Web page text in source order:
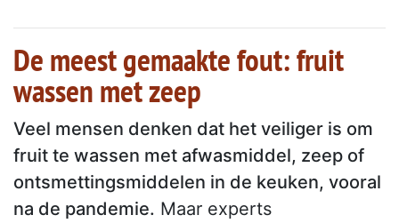
De meest gemaakte fout: fruit
wassen met zeep
Veel mensen denken dat het veiliger is om
fruit te wassen met afwasmiddel, zeep of
ontsmettingsmiddelen in de keuken, vooral
na de pandemie. Maar experts